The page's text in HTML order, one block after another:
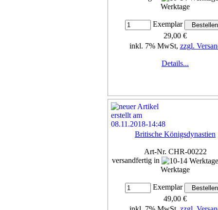
Werktage
Exemplar
29,00 €
inkl. 7% MwSt, zzgl.
Details...
Britische Königsdynastien
Art-Nr. CHR-00222
versandfertig in
Werktage
Exemplar
49,00 €